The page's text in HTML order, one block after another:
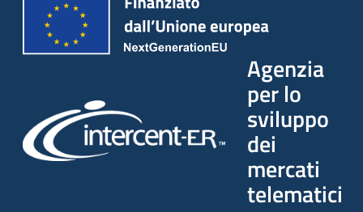
Agenzia
per lo
sviluppo
dei
mercati
telematici